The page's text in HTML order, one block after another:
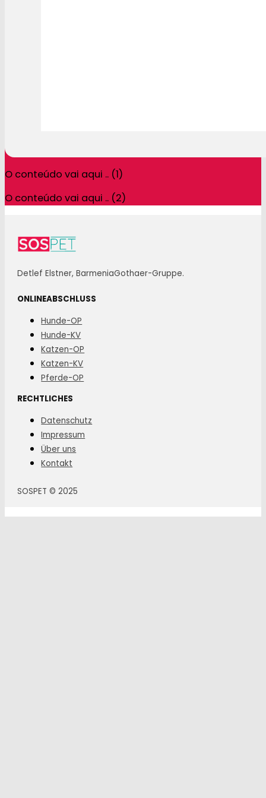
O conteúdo vai aqui .. (1)
O conteúdo vai aqui .. (2)
Detlef Elstner, BarmeniaGothaer-Gruppe.
ONLINEABSCHLUSS
Hunde-OP
Hunde-KV
Katzen-OP
Katzen-KV
Pferde-OP
RECHTLICHES
Datenschutz
Impressum
Über uns
Kontakt
SOSPET © 2025